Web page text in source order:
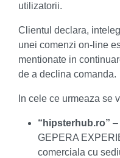
utilizatorii.
Clientul declara,
unei comenzi on-line
mentionate in
de a declina comanda.
In cele ce urmeaza se
“hipsterhub.ro” –
GEPERA
comerciala cu